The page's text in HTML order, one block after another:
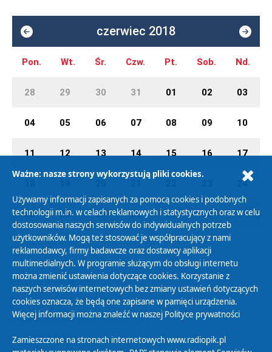
czerwiec 2018
Pon. Wt. Śr. Czw. Pt. Sob. Nd.
28 29 30 31 01 02 03
04 05 06 07 08 09 10
11 12 13 14 15 16 17
24
25 26 27 28 29 30 01
Polityka Prywatności
Zasady korzystania z Serwisu
Organizacje Pożytku Publicznego
Cyfryzacja DAB+
Ważne: nasze strony wykorzystują pliki cookies.
Używamy informacji zapisanych za pomocą cookies i podobnych
technologii m.in. w celach reklamowych i statystycznych oraz w celu
dostosowania naszych serwisów do indywidualnych potrzeb
użytkowników. Mogą też stosować je współpracujący z nami
reklamodawcy, firmy badawcze oraz dostawcy aplikacji
multimedialnych. W programie służącym do obsługi internetu
można zmienić ustawienia dotyczące cookies. Korzystanie z
naszych serwisów internetowych bez zmiany ustawień dotyczących
cookies oznacza, że będą one zapisane w pamięci urządzenia.
Więcej informacji można znaleźć w naszej Polityce prywatności
Zamieszczone na stronach internetowych www.radiopik.pl